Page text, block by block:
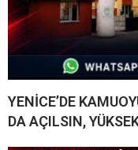
YENİCE’DE
DA AÇILSIN,